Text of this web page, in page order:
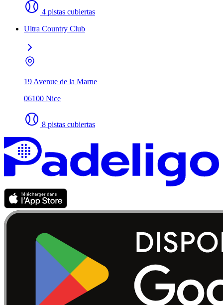
4 pistas cubiertas
Ultra Country Club
19 Avenue de la Marne
06100 Nice
8 pistas cubiertas